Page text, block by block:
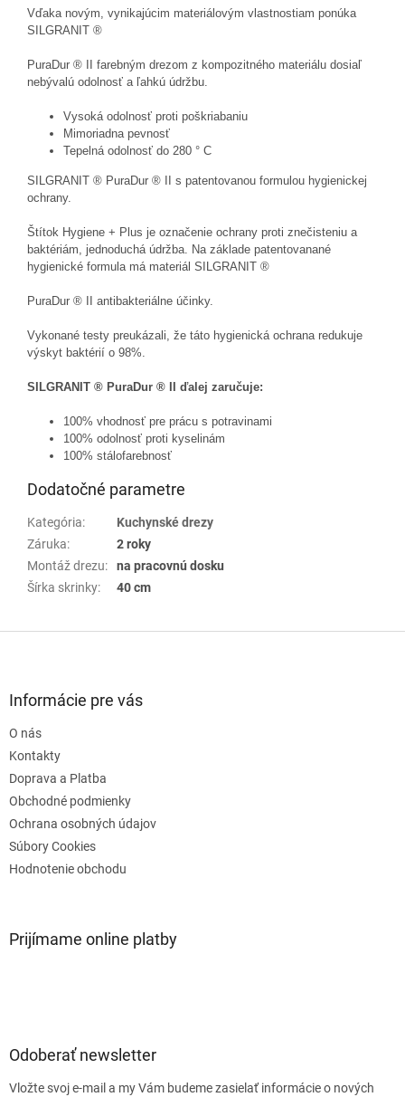
Vďaka novým, vynikajúcim materiálovým vlastnostiam ponúka
SILGRANIT ®
PuraDur ® II farebným drezom z kompozitného materiálu dosiaľ
nebývalú odolnosť a ľahkú údržbu.
Vysoká odolnosť proti poškriabaniu
Mimoriadna pevnosť
Tepelná odolnosť do 280 ° C
SILGRANIT ® PuraDur ® II s patentovanou formulou hygienickej
ochrany.
Štítok Hygiene + Plus je označenie ochrany proti znečisteniu a
baktériám, jednoduchá údržba. Na základe patentovanané
hygienické formula má materiál SILGRANIT ®
PuraDur ® II antibakteriálne účinky.
Vykonané testy preukázali, že táto hygienická ochrana redukuje
výskyt baktérií o 98%.
SILGRANIT ® PuraDur ® II ďalej zaručuje:
100% vhodnosť pre prácu s potravinami
100% odolnosť proti kyselinám
100% stálofarebnosť
Dodatočné parametre
Kategória:
Kuchynské drezy
Záruka:
2 roky
Montáž drezu:
na pracovnú dosku
Šírka skrinky: 40 cm
Informácie pre vás
O nás
Kontakty
Doprava a Platba
Obchodné podmienky
Ochrana osobných údajov
Súbory Cookies
Hodnotenie obchodu
Prijímame online platby
Odoberať newsletter
Vložte svoj e-mail a my Vám budeme zasielať informácie o nových